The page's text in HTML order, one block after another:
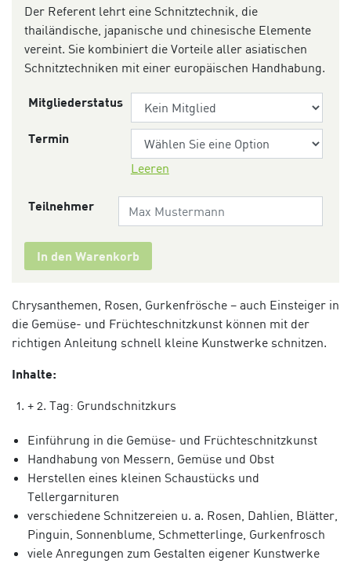
Der Referent lehrt eine Schnitztechnik, die
thailändische, japanische und chinesische Elemente
vereint. Sie kombiniert die Vorteile aller asiatischen
Schnitztechniken mit einer europäischen Handhabung.
Mitgliederstatus
Termin
Leeren
Teilnehmer
In den Warenkorb
Chrysanthemen, Rosen, Gurkenfrösche – auch Einsteiger in
die Gemüse- und Früchteschnitzkunst können mit der
richtigen Anleitung schnell kleine Kunstwerke schnitzen.
Inhalte:
+ 2. Tag: Grundschnitzkurs
Einführung in die Gemüse- und Früchteschnitzkunst
Handhabung von Messern, Gemüse und Obst
Herstellen eines kleinen Schaustücks und
Tellergarnituren
verschiedene Schnitzereien u. a. Rosen, Dahlien, Blätter,
Pinguin, Sonnenblume, Schmetterlinge, Gurkenfrosch
viele Anregungen zum Gestalten eigener Kunstwerke